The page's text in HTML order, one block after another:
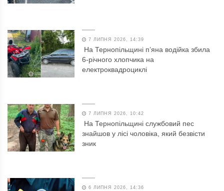
7 ЛИПНЯ 2026, 14:39
На Тернопільщині п’яна водійка збила
6-річного хлопчика на
електроквадроциклі
7 ЛИПНЯ 2026, 10:42
На Тернопільщині службовий пес
знайшов у лісі чоловіка, який безвісти
зник
6 ЛИПНЯ 2026, 14:36